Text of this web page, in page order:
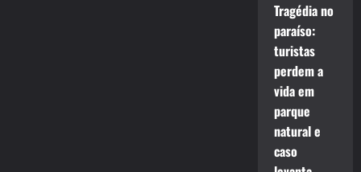
Tragédia no
paraíso:
turistas
perdem a
vida em
parque
natural e
caso